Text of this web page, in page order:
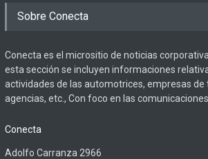
Sobre Conecta
Conecta es el micrositio de noticias
esta sección se incluyen informaciones
actividades de las automotrices, empresas
agencias, etc., Con foco en las
Conecta
Adolfo Carranza 2966